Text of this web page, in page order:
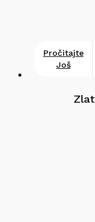
Pročitajte
Još